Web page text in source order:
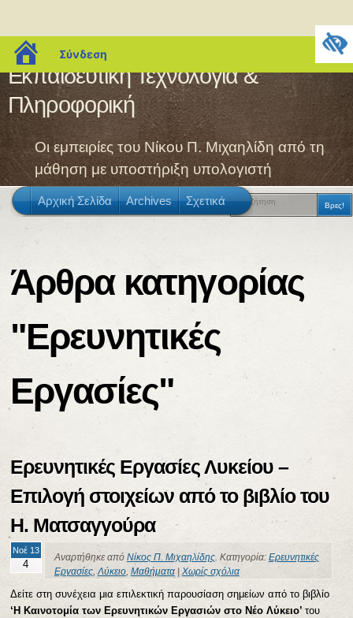
blogs.sch.gr
Σύνδεση
Εκπαιδευτική Τεχνολογία &
Πληροφορική
Οι εμπειρίες του Νίκου Π. Μιχαηλίδη από τη
μάθηση με υποστήριξη υπολογιστή
Αρχική Σελίδα Archives Σχετικά
Άρθρα κατηγορίας
"Ερευνητικές
Εργασίες"
Ερευνητικές Εργασίες Λυκείου –
Επιλογή στοιχείων από το βιβλίο του
Η. Ματσαγγούρα
Νοέ 13
4
Αναρτήθηκε από Νίκος Π. Μιχαηλίδης. Κατηγορία: Ερευνητικές
Εργασίες,Λύκειο, Μαθήματα| Χωρίς σχόλια
Δείτε στη συνέχεια μια επιλεκτική παρουσίαση σημείων από το βιβλίο
‘Η Καινοτομία των Ερευνητικών Εργασιών στο Νέο Λύκειο’ του